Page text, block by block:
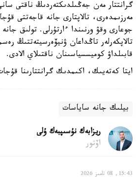
گرانتتار مەن جەڭىلدىكتەردىڭ ناقتى
مەرزىمدەرى، تالاپتارى جانە قاجەتتى
جوعارى وقۋ ورنىندا ءارتۇرلى. تولىق جانە
تالاپكەرلەر تاڭداعان ۋنيۆەرسيتەتتىڭ
قابىلداۋ كوميسسياسىنان ناقتىلاي الادى.
ايتا كەتەيىك، اكىمدىك گرانتتارىنا
بيلىك جانە ساياسات
ريزابەك نۇسىپبەك ۇلى
اۆتور
15:43, 08 تامىز 2026